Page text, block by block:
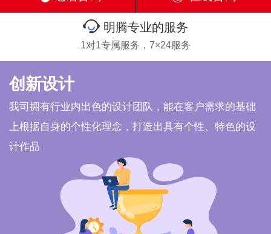
明腾专业的服务
1对1专属服务，7×24服务
创新设计
我司拥有行业内出色的设计团队，能在客户需求的基础
上根据自身的个性化理念，打造出具有个性、特色的设
计作品